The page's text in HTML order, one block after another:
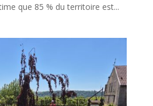
que 85 % du territoire est...